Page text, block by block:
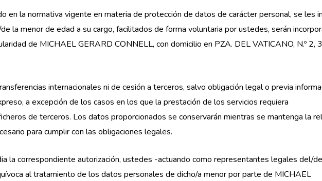
en la normativa vigente en materia de protección de datos de carácter personal, se les
la menor de edad a su cargo, facilitados de forma voluntaria por ustedes, serán
de MICHAEL GERARD CONNELL, con domicilio en PZA. DEL VATICANO, N.º 2,
internacionales ni de cesión a terceros, salvo obligación legal o previa
a excepción de los casos en los que la prestación de los servicios requiera
de terceros. Los datos proporcionados se conservarán mientras se mantenga la
para cumplir con las obligaciones legales.
la correspondiente autorización, ustedes -actuando como representantes legales del/
al tratamiento de los datos personales de dicho/a menor por parte de MICHAEL